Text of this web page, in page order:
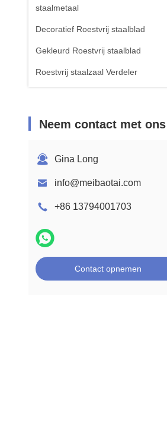
staalmetaal
Decoratief Roestvrij staalblad
Gekleurd Roestvrij staalblad
Roestvrij staalzaal Verdeler
Neem contact met
Gina Long
info@meibaotai.com
+86 13794001703
Contact opnemen